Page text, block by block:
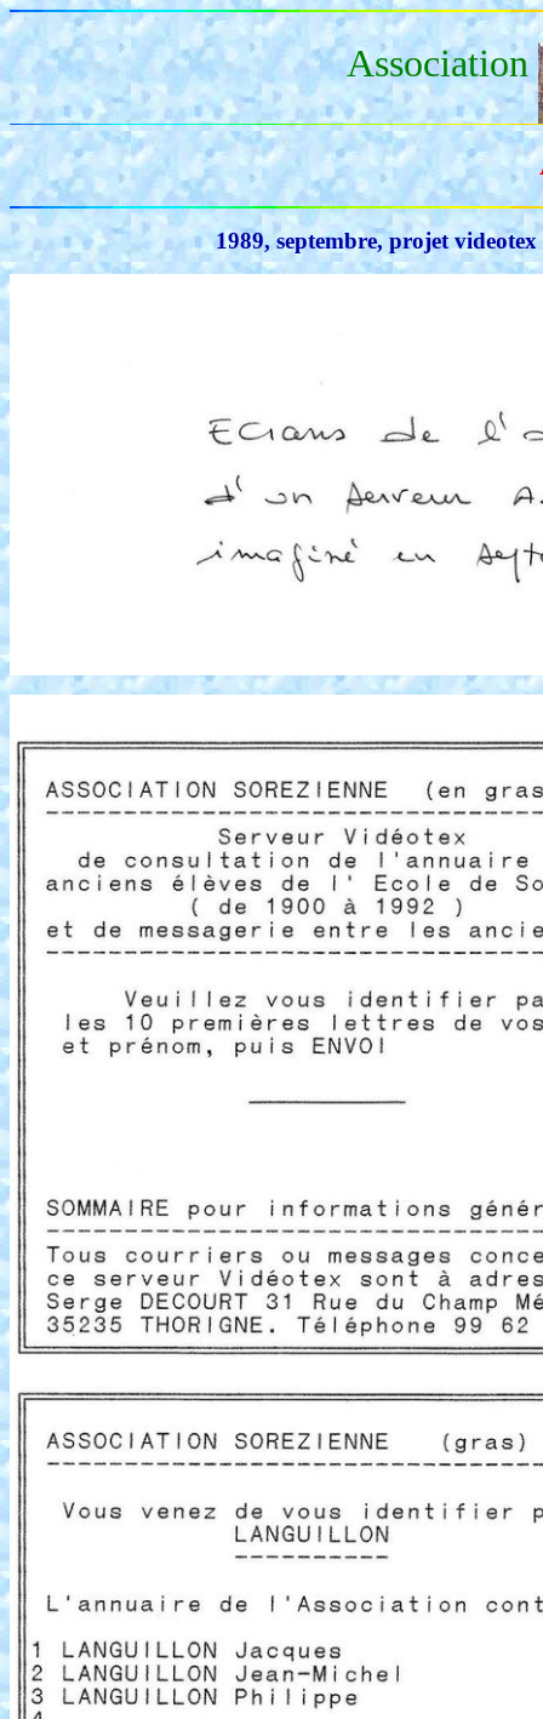
Association
1989, septembre, projet